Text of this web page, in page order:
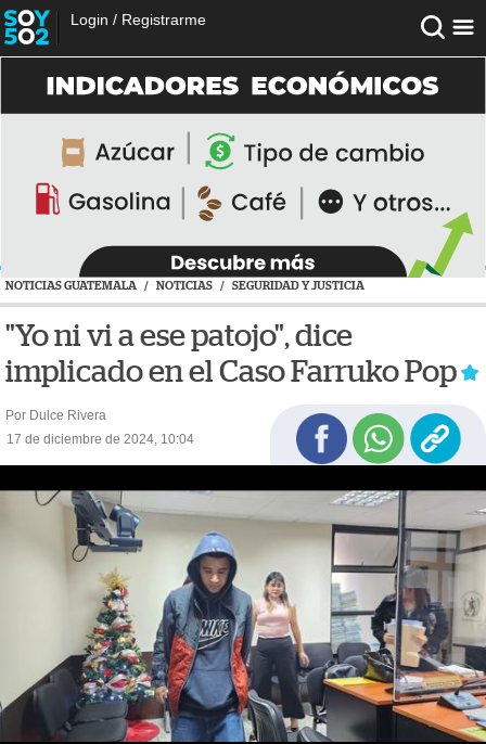
Login / Registrarme
NOTICIAS GUATEMALA / NOTICIAS / SEGURIDAD Y JUSTICIA
"Yo ni vi a ese patojo", dice
implicado en el Caso Farruko Pop
Por Dulce Rivera
17 de diciembre de 2024, 10:04